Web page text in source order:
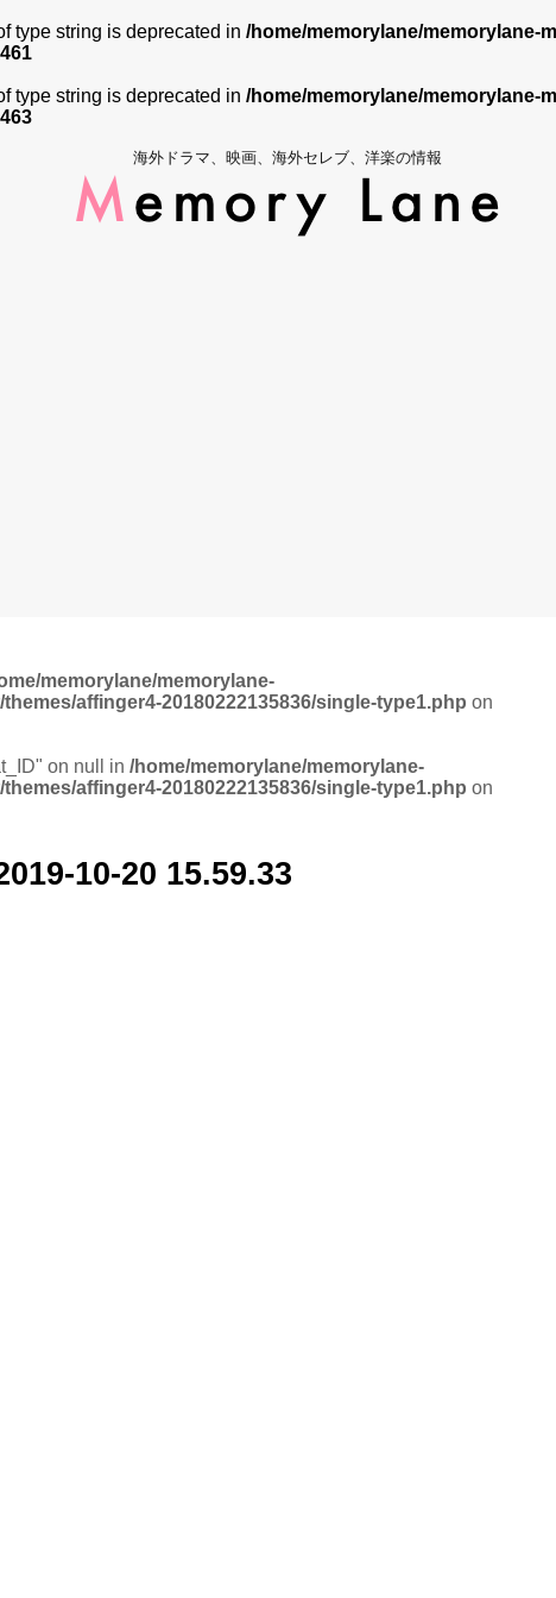
type string is deprecated in /home/memorylane/memorylane-
type string is deprecated in /home/memorylane/memorylane-
海外ドラマ、映画、海外セレブ、洋楽の情報
memorylane/memorylane-
affinger4-20180222135836/single-type1.php on
on null in /home/memorylane/memorylane-
affinger4-20180222135836/single-type1.php on
10-20 15.59.33